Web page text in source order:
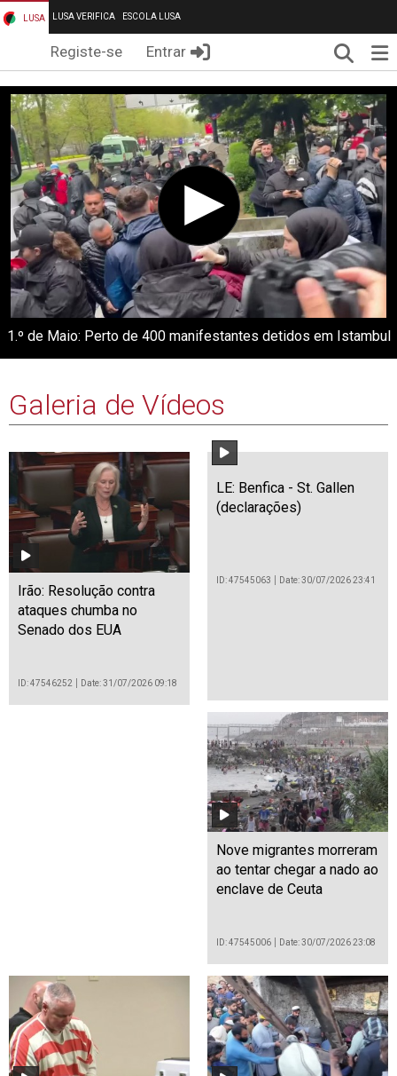
LUSA LUSA VERIFICA ESCOLA LUSA
Registe-se Entrar
1.º de Maio: Perto de 400 manifestantes detidos em Istambul
Galeria de Vídeos
Irão: Resolução contra
ataques chumba no
Senado dos EUA
ID: 47546252 Date: 31/07/2026 09:18
LE: Benfica - St. Gallen
(declarações)
ID: 47545063 Date: 30/07/2026 23:41
Nove migrantes morreram
ao tentar chegar a nado ao
enclave de Ceuta
ID: 47545006 Date: 30/07/2026 23:08